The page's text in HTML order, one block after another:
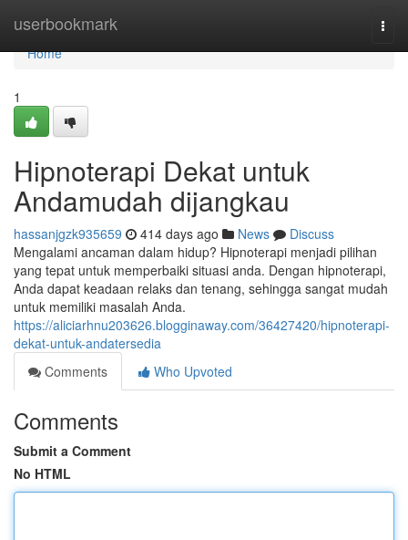
userbookmark
Home
Home
1
Hipnoterapi Dekat untuk
Andamudah dijangkau
hassanjgzk935659 414 days ago News
Discuss
Mengalami ancaman dalam hidup? Hipnoterapi menjadi pilihan
yang tepat untuk memperbaiki situasi anda. Dengan hipnoterapi,
Anda dapat keadaan relaks dan tenang, sehingga sangat mudah
untuk memiliki masalah Anda.
https://aliciarhnu203626.blogginaway.com/36427420/hipnoterapi-
dekat-untuk-andatersedia
Comments
Who Upvoted
Comments
Submit a Comment
No HTML